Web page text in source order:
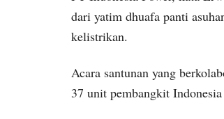
dari yatim dhuafa panti
kelistrikan.
Acara santunan yang
37 unit pembangkit